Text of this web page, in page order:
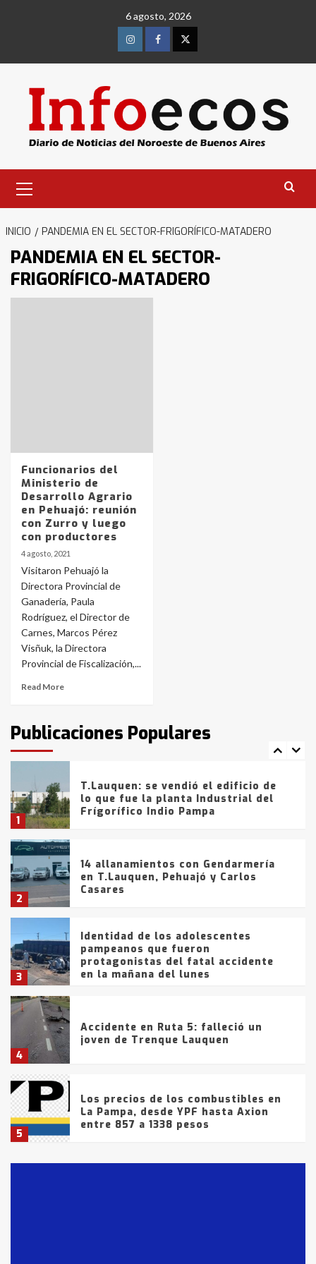
6 agosto, 2026
InstagramFacebookTwitter
primario
INICIO PANDEMIA EN EL SECTOR-FRIGORÍFICO-MATADERO
PANDEMIA EN EL SECTOR-
FRIGORÍFICO-MATADERO
Funcionarios del
Ministerio de
Desarrollo Agrario
en Pehuajó: reunión
con Zurro y luego
con productores
4 agosto, 2021
Visitaron Pehuajó la
Directora Provincial de
Ganadería, Paula
Rodríguez, el Director de
Carnes, Marcos Pérez
Visñuk, la Directora
Provincial de Fiscalización,...
Read More
Publicaciones Populares
4
Accidente en Ruta 5: falleció un
joven de Trenque Lauquen
5
entre 857 a 1338 pesos
6
La Bolsa de Cereales de Bahía
Blanca anticipa que Agosto vendrá
con lluvias y heladas, en gran parte
de la provincia
fueron detenidos por
comercialización de drogas en la
tarde del sábado
1
T.Lauquen: se vendió el edificio de
lo que fue la planta Industrial del
Frígorífico Indio Pampa
2
14 allanamientos con Gendarmería
en T.Lauquen, Pehuajó y Carlos
Casares
3
Identidad de los adolescentes
pampeanos que fueron
protagonistas del fatal accidente
en la mañana del lunes
4
Accidente en Ruta 5: falleció un
joven de Trenque Lauquen
5
Los precios de los combustibles en
La Pampa, desde YPF hasta Axion
entre 857 a 1338 pesos